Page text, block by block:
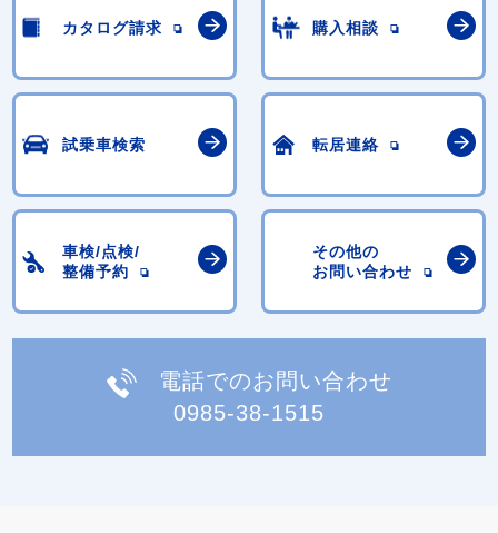
カタログ請求 購入相談
試乗車検索 転居連絡
車検/点検/
整備予約
その他の
お問い合わせ
電話でのお問い合わせ
0985-38-1515